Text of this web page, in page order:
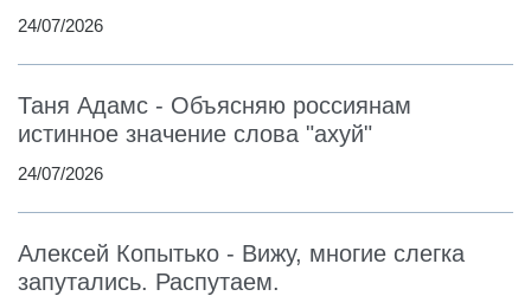
24/07/2026
Таня Адамс - Объясняю россиянам
истинное значение слова "ахуй"
24/07/2026
Алексей Копытько - Вижу, многие слегка
запутались. Распутаем.